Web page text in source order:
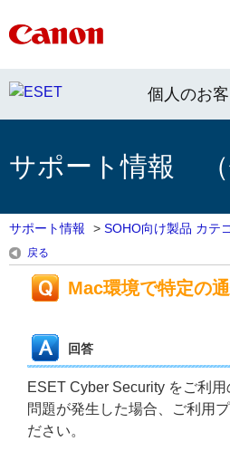
個人のお
サポート情報 （
サポート情報 > SOHO向け製品 カテ
戻る
Mac環境で特定の
回答
ESET Cyber Security をご利
問題が発生した場合、ご利用
ださい。